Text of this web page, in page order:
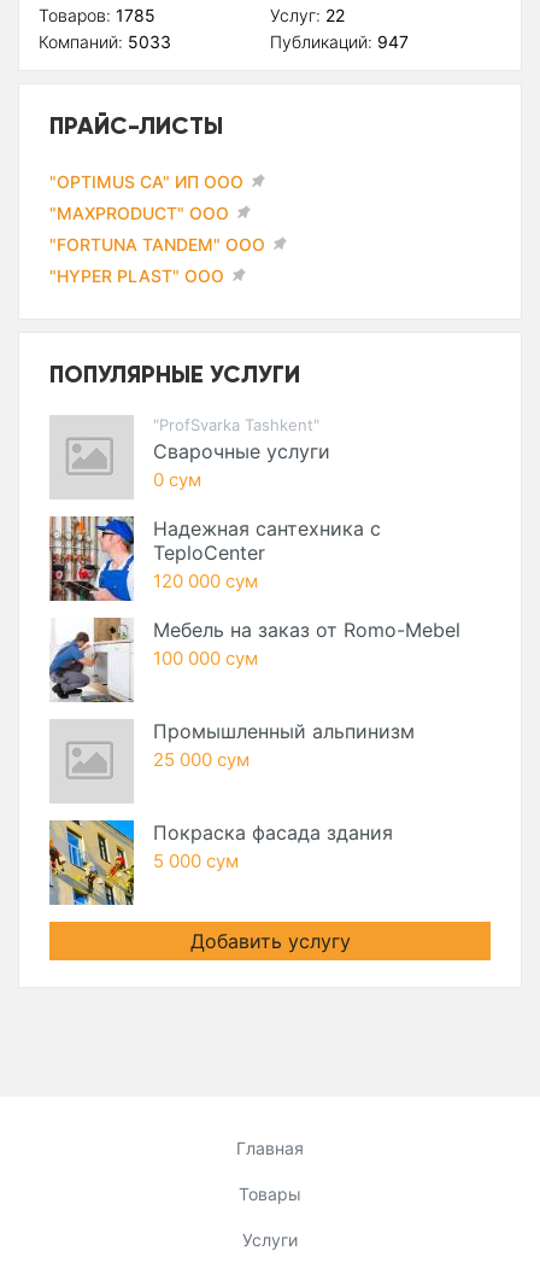
Товаров: 1785
Компаний: 5033
Услуг: 22
Публикаций: 947
ПРАЙС-ЛИСТЫ
"OPTIMUS CA" ИП ООО
"MAXPRODUCT" ООО
"FORTUNA TANDEM" ООО
"HYPER PLAST" ООО
ПОПУЛЯРНЫЕ УСЛУГИ
"ProfSvarka Tashkent"
Сварочные услуги
0 сум
Надежная сантехника с
TeploCenter
120 000 сум
Мебель на заказ от Romo-Mebel
100 000 сум
Промышленный альпинизм
25 000 сум
Покраска фасада здания
5 000 сум
Добавить услугу
Главная
Товары
Услуги